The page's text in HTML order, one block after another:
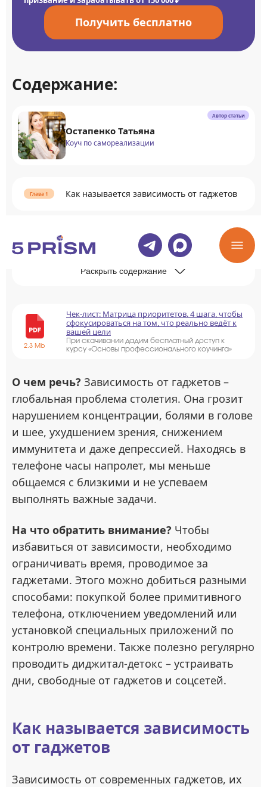
Получить бесплатно
Содержание:
Автор статьи
Остапенко Татьяна
Коуч по самореализации
Как называется зависимость от гаджетов
Причины зависимости от гаджетов
Раскрыть содержание
2.3 Mb
Чек-лист: Матрица приоритетов. 4 шага, чтобы
сфокусироваться на том, что реально ведёт к
вашей цели
При скачивании дадим бесплатный доступ к
курсу «Основы профессионального коучинга»
О чем речь? Зависимость от гаджетов –
глобальная проблема столетия. Она грозит
нарушением концентрации, болями в голове
и шее, ухудшением зрения, снижением
иммунитета и даже депрессией. Находясь в
телефоне часы напролет, мы меньше
общаемся с близкими и не успеваем
выполнять важные задачи.
На что обратить внимание? Чтобы
избавиться от зависимости, необходимо
ограничивать время, проводимое за
гаджетами. Этого можно добиться разными
способами: покупкой более примитивного
телефона, отключением уведомлений или
установкой специальных приложений по
контролю времени. Также полезно регулярно
проводить диджитал-детокс – устраивать
дни, свободные от гаджетов и соцсетей.
Как называется зависимость
от гаджетов
Зависимость от современных гаджетов, их